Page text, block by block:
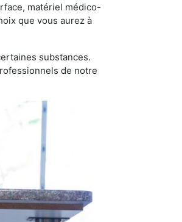
matériel médico-
que vous aurez à
substances.
de notre